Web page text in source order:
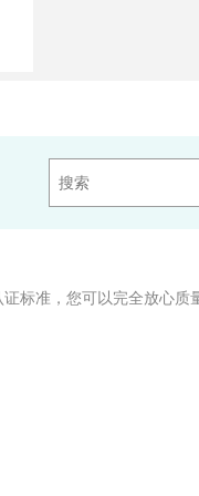
标准，您可以完全放心质